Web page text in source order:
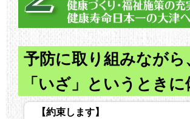
予防に取り組みながら
「いざ」というとき
【約束します】